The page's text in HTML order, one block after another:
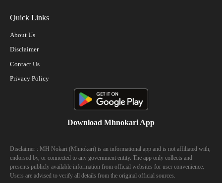
Quick Links
About Us
Disclaimer
Contact Us
Privacy Policy
Download Mhnokari App
Disclaimer : MH Nokari (Mhnokari) is an informational app and is not affiliated with,
endorsed by, or connected to any government entity. The app only collects and
presents publicly available information from official websites for user convenience.
Users are advised to verify all details from the original official sources.